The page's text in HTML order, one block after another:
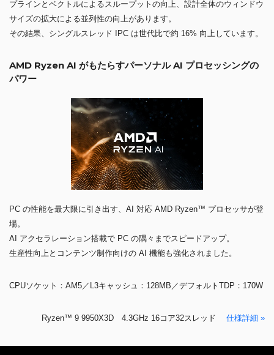
プラインとベクトルによるスループットの向上、設計全体のウィンドウ
サイズの拡大による並列性の向上があります。
その結果、シングルスレッド IPC は世代比で約 16% 向上しています。
AMD Ryzen AI がもたらすパーソナル AI プロセッシングの
パワー
PC の性能を最大限に引き出す、AI 対応 AMD Ryzen™ プロセッサが登
場。
AI アクセラレーション搭載で PC の隅々までスピードアップ。
生産性向上とコンテンツ制作向けの AI 機能も強化されました。
CPUソケット：AM5／L3キャッシュ：128MB／デフォルトTDP：170W
Ryzen™ 9 9950X3D 4.3GHz 16コア32スレッド 仕様詳細 »